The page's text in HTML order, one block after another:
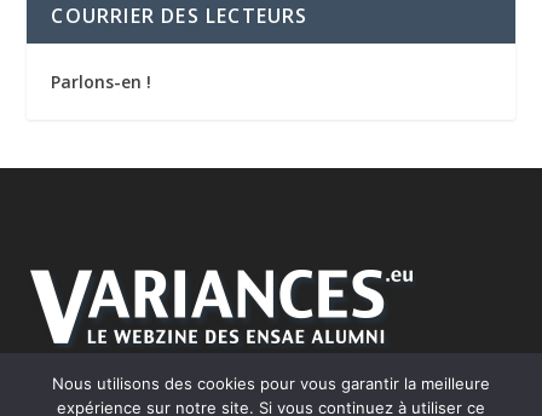
COURRIER DES LECTEURS
Parlons-en !
Nous utilisons des cookies pour vous garantir la meilleure
expérience sur notre site. Si vous continuez à utiliser ce